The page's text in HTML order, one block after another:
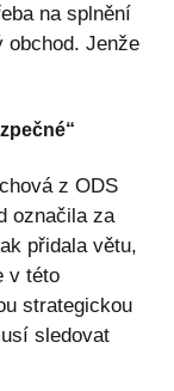
na splnění
obchod. Jenže
z ODS
označila za
přidala větu,
v této
strategickou
sledovat